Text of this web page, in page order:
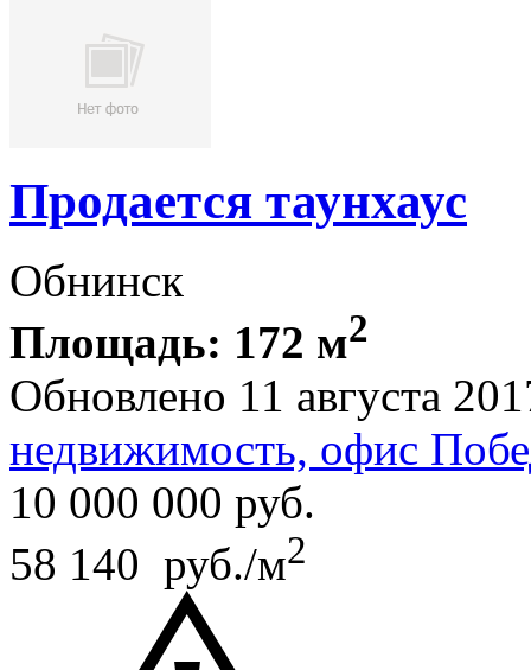
Продается таунхаус
Обнинск
Площадь: 172 м2
Обновлено 11 августа
недвижимость, офис
10 000 000 руб.
58 140 руб./м2